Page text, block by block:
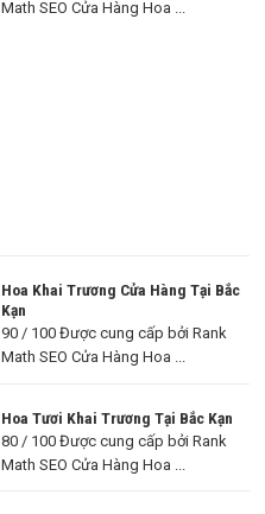
Math SEO Cửa Hàng Hoa ...
Hoa Khai Trương Cửa Hàng Tại Bắc
Kạn
90 / 100 Được cung cấp bởi Rank
Math SEO Cửa Hàng Hoa ...
Hoa Tươi Khai Trương Tại Bắc Kạn
80 / 100 Được cung cấp bởi Rank
Math SEO Cửa Hàng Hoa ...